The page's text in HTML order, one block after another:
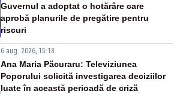
Guvernul a adoptat o hotărâre care
aprobă planurile de pregătire pentru
riscuri
6 aug. 2026, 15:18
Ana Maria Păcuraru: Televiziunea
Poporului solicită investigarea deciziilor
luate în această perioadă de criză